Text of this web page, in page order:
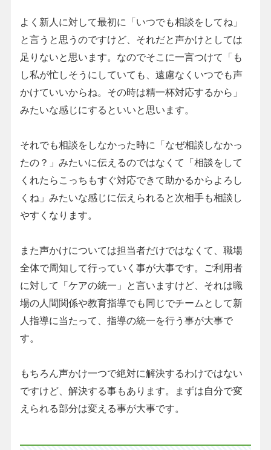
よく新人に対して最初に「いつでも相談をしてね」
と言うと思うのですけど、それだと声かけとしては
足りないと思います。なのでそこに一言つけて「も
し私が忙しそうにしていても、遠慮なくいつでも声
かけていいからね。その時は精一杯対応するから」
みたいな感じにするといいと思います。
それでも相談をしなかった時に「なぜ相談しなかっ
たの？」みたいに伝えるのではなくて「相談をして
くれたらこっちもすぐ対応できて助かるからよろし
くね」みたいな感じに伝えられると次相手も相談し
やすくなります。
また声かけについては担当者だけではなくて、職場
全体で周知して行っていく事が大事です。ご利用者
に対して「ケアの統一」と言いますけど、それは職
場の人間関係や教育指導でも同じでチームとして新
人指導に当たって、指導の統一を行う事が大事で
す。
もちろん声かけ一つで絶対に解決するわけではない
ですけど、解決する事もあります。まずは自分で変
えられる部分は変える事が大事です。